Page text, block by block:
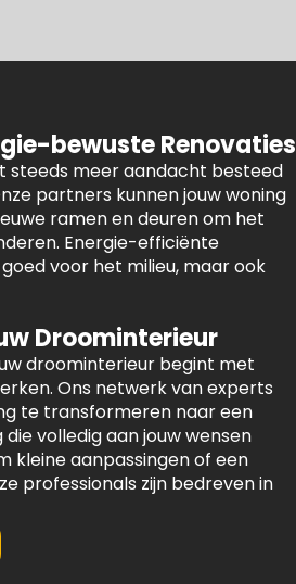
bewuste Renovaties
steeds meer aandacht besteed
partners kunnen jouw woning
ramen en deuren om het
Energie-efficiënte
voor het milieu, maar ook
Droominterieur
droominterieur begint met
Ons netwerk van experts
te transformeren naar een
volledig aan jouw wensen
kleine aanpassingen of een
professionals zijn bedreven in